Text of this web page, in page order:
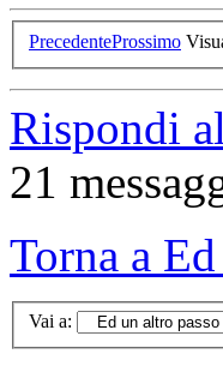
PrecedenteProssimo
Rispondi
21
Torna a
Vai a: